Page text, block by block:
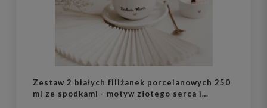
Zestaw 2 białych filiżanek porcelanowych 250
ml ze spodkami - motyw złotego serca i